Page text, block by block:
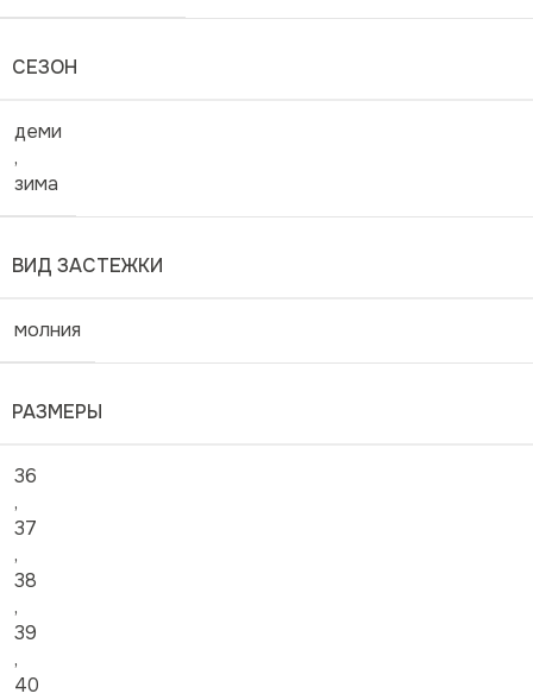
СЕЗОН
деми
,
зима
ВИД ЗАСТЕЖКИ
молния
РАЗМЕРЫ
36
,
37
,
38
,
39
,
40